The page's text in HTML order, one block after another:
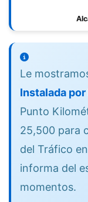
Le
Instalada por
Punto
25,500 para
del Tráfico
informa del
momentos.